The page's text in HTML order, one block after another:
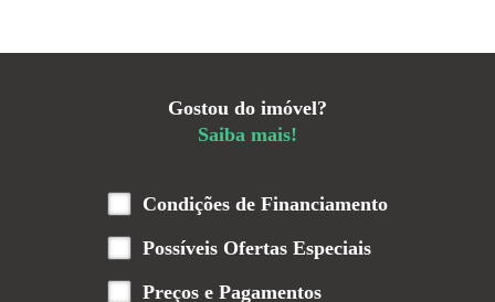
Gostou do imóvel?
Saiba mais!
Condições de Financiamento
Possíveis Ofertas Especiais
Preços e Pagamentos